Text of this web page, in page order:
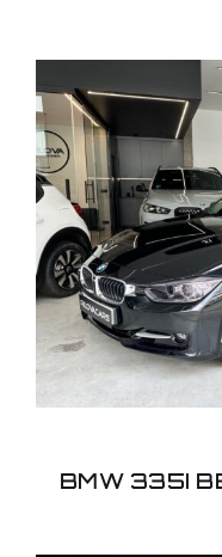
BMW
BMW 335I